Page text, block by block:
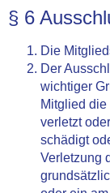
§ 6
Die
Der
wichtiger
Mitglied
verletzt
schädigt
Verletzung